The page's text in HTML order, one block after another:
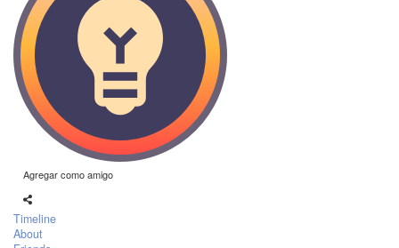
Agregar como amigo
Timeline
About